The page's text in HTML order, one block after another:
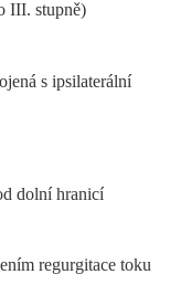
III. stupně)
s ipsilaterální
dolní hranicí
regurgitace toku